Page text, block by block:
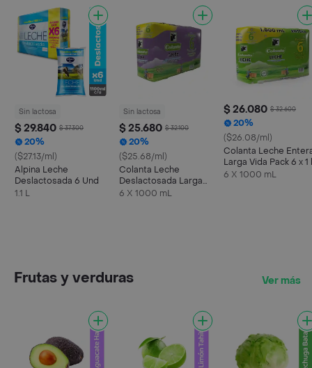
Sin lactosa
$ 29.840 $ 37.300
20%
($27.13/ml)
Alpina Leche
Deslactosada 6 Und
1.1 L
Sin lactosa
$ 25.680 $ 32.100
20%
($25.68/ml)
Colanta Leche
Deslactosada Larga
Vida
6 X 1000 mL
$ 26.080 $ 32.600
20%
($26.08/ml)
Colanta Leche
Larga Vida Pack 6 x 1 l
6 X 1000 mL
Frutas y verduras Ver más